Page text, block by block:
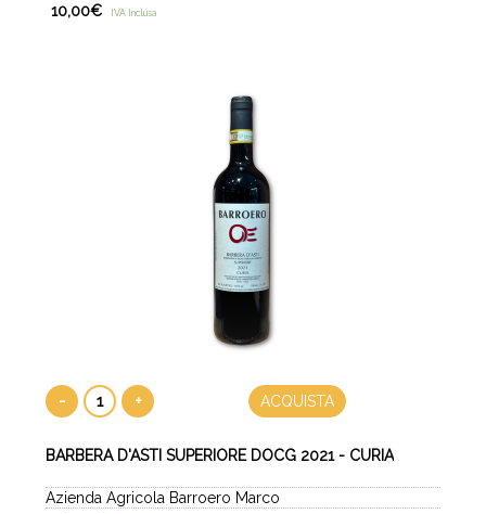
10,00€ IVA Inclusa
- + ACQUISTA
BARBERA D'ASTI SUPERIORE DOCG 2021 - CURIA
Azienda Agricola Barroero Marco